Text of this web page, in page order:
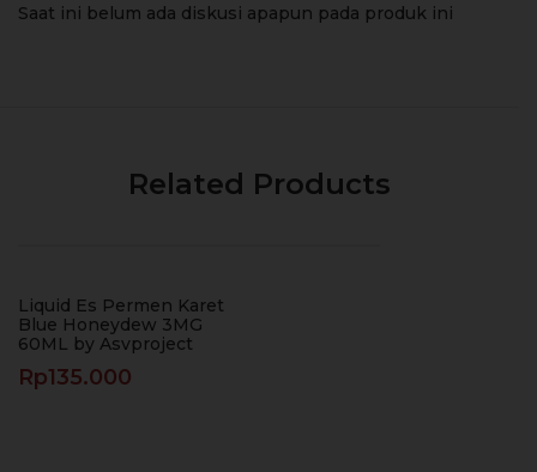
Saat ini belum ada diskusi apapun pada produk ini
Related Products
Liquid Es Permen Karet
Blue Honeydew 3MG
60ML by Asvproject
Rp135.000